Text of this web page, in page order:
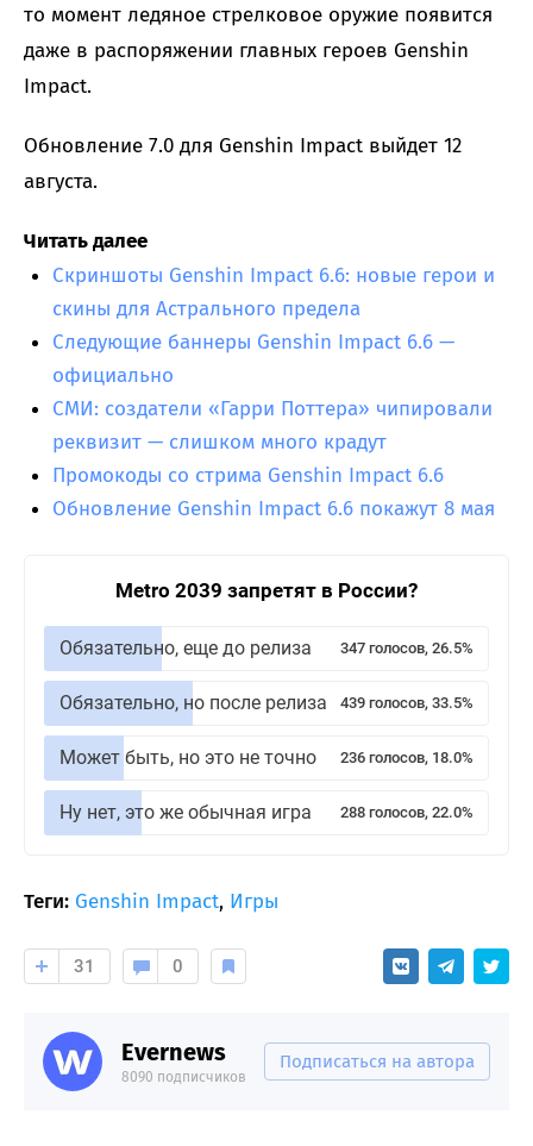
то момент ледяное стрелковое оружие появится
даже в распоряжении главных героев Genshin
Impact.
Обновление 7.0 для Genshin Impact выйдет 12
августа.
Читать далее
Скриншоты Genshin Impact 6.6: новые герои и
скины для Астрального предела
Следующие баннеры Genshin Impact 6.6 —
официально
СМИ: создатели «Гарри Поттера» чипировали
реквизит — слишком много крадут
Промокоды со стрима Genshin Impact 6.6
Обновление Genshin Impact 6.6 покажут 8 мая
Metro 2039 запретят в России?
Обязательно, еще до релиза 347 голосов, 26.5%
Обязательно, но после релиза 439 голосов, 33.5%
Может быть, но это не точно 236 голосов, 18.0%
Ну нет, это же обычная игра 288 голосов, 22.0%
Теги: Genshin Impact, Игры
31 0
Evernews
8090 подписчиков
Подписаться на автора